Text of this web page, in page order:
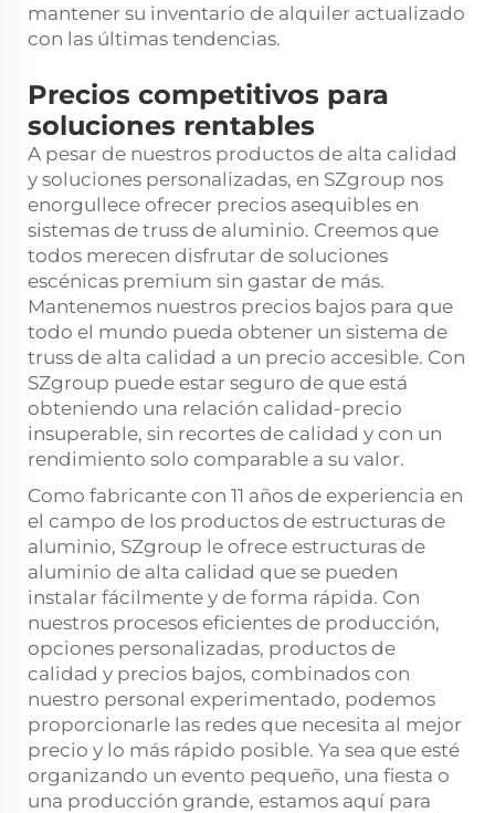
mantener su inventario de alquiler actualizado
con las últimas tendencias.
Precios competitivos para
soluciones rentables
A pesar de nuestros productos de alta calidad
y soluciones personalizadas, en SZgroup nos
enorgullece ofrecer precios asequibles en
sistemas de truss de aluminio. Creemos que
todos merecen disfrutar de soluciones
escénicas premium sin gastar de más.
Mantenemos nuestros precios bajos para que
todo el mundo pueda obtener un sistema de
truss de alta calidad a un precio accesible. Con
SZgroup puede estar seguro de que está
obteniendo una relación calidad-precio
insuperable, sin recortes de calidad y con un
rendimiento solo comparable a su valor.
Como fabricante con 11 años de experiencia en
el campo de los productos de estructuras de
aluminio, SZgroup le ofrece estructuras de
aluminio de alta calidad que se pueden
instalar fácilmente y de forma rápida. Con
nuestros procesos eficientes de producción,
opciones personalizadas, productos de
calidad y precios bajos, combinados con
nuestro personal experimentado, podemos
proporcionarle las redes que necesita al mejor
precio y lo más rápido posible. Ya sea que esté
organizando un evento pequeño, una fiesta o
una producción grande, estamos aquí para